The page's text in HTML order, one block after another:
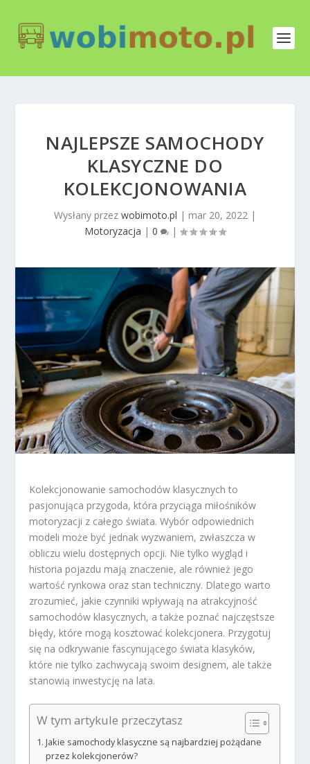
NAJLEPSZE SAMOCHODY
KLASYCZNE DO
KOLEKCJONOWANIA
Wysłany przez wobimoto.pl | mar 20, 2022 |
Motoryzacja | 0 |
Kolekcjonowanie samochodów klasycznych to
pasjonująca przygoda, która przyciąga miłośników
motoryzacji z całego świata. Wybór odpowiednich
modeli może być jednak wyzwaniem, zwłaszcza w
obliczu wielu dostępnych opcji. Nie tylko wygląd i
historia pojazdu mają znaczenie, ale również jego
wartość rynkowa oraz stan techniczny. Dlatego warto
zrozumieć, jakie czynniki wpływają na atrakcyjność
samochodów klasycznych, a także poznać najczęstsze
błędy, które mogą kosztować kolekcjonera. Przygotuj
się na odkrywanie fascynującego świata klasyków,
które nie tylko zachwycają swoim designem, ale także
stanowią inwestycję na lata.
W tym artykule przeczytasz
Jakie samochody klasyczne są najbardziej pożądane
przez kolekcjonerów?